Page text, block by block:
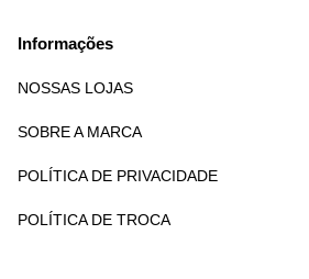
Informações
NOSSAS LOJAS
SOBRE A MARCA
POLÍTICA DE PRIVACIDADE
POLÍTICA DE TROCA